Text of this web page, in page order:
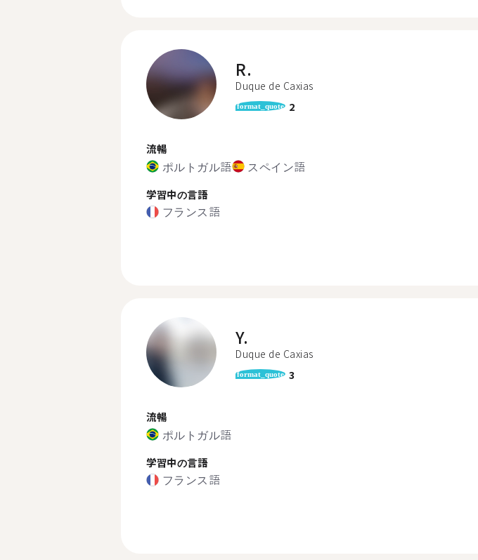
R.
Duque de Caxias
format_quote 2
流暢
ポルトガル語 スペイン語
学習中の言語
フランス語
Y.
Duque de Caxias
format_quote 3
流暢
ポルトガル語
学習中の言語
フランス語